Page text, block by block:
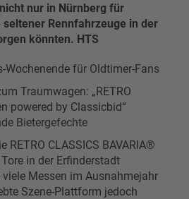
nur in Nürnberg für
Rennfahrzeuge in der
könnten. HTS
Wochenende für Oldtimer-Fans
Traumwagen: „RETRO
powered by Classicbid“
Bietergefechte
RETRO CLASSICS BAVARIA®
in der Erfinderstadt
Messen im Ausnahmejahr
Szene-Plattform jedoch